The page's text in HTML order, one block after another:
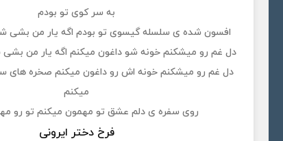
به سر کوی تو بودم
افسون شده ی سلسله گیسوی تو بودم اگه یار من بشی
دل غم رو میشکنم خونه شو داغون میکنم اگه یار من بشی
دل غم رو میشکنم خونه اش رو داغون میکنم صخره های
میکنم
روی سفره ی دلم عشق تو مهمون میکنم تو رو
فرخ دختر ایرونی